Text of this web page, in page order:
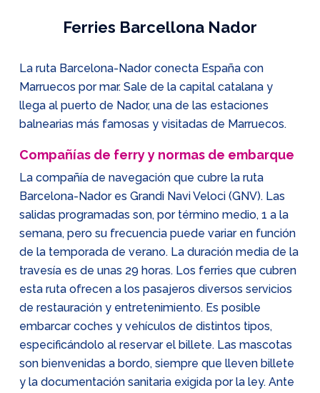
Ferries Barcellona Nador
La ruta Barcelona-Nador conecta España con
Marruecos por mar. Sale de la capital catalana y
llega al puerto de Nador, una de las estaciones
balnearias más famosas y visitadas de Marruecos.
Compañías de ferry y normas de embarque
La compañía de navegación que cubre la ruta
Barcelona-Nador es Grandi Navi Veloci (GNV). Las
salidas programadas son, por término medio, 1 a la
semana, pero su frecuencia puede variar en función
de la temporada de verano. La duración media de la
travesía es de unas 29 horas. Los ferries que cubren
esta ruta ofrecen a los pasajeros diversos servicios
de restauración y entretenimiento. Es posible
embarcar coches y vehículos de distintos tipos,
especificándolo al reservar el billete. Las mascotas
son bienvenidas a bordo, siempre que lleven billete
y la documentación sanitaria exigida por la ley. Ante